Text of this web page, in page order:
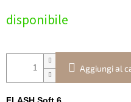
della
disponibile
Aggiungi al